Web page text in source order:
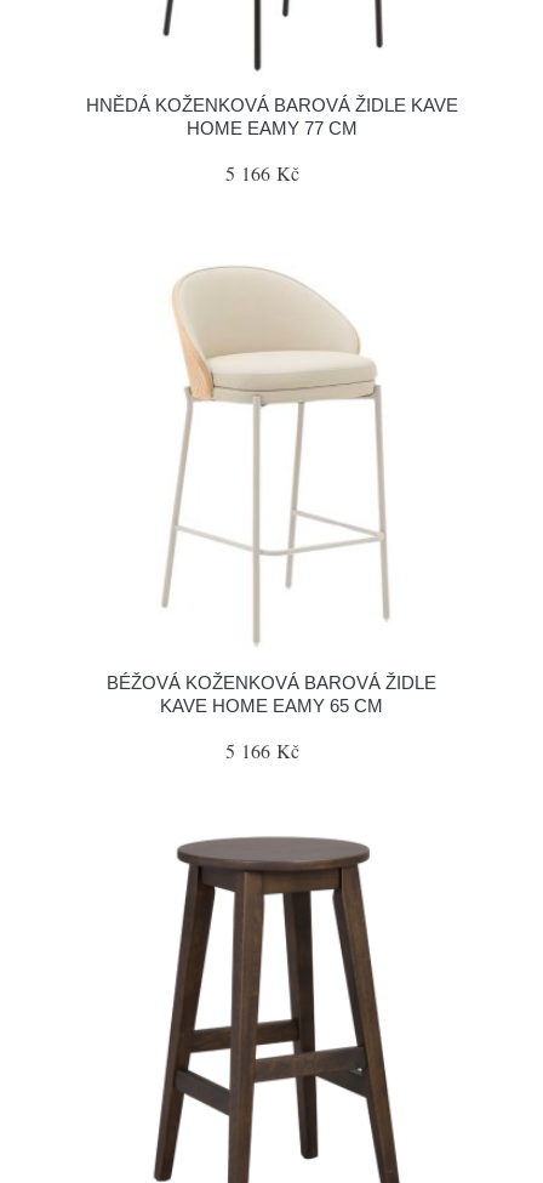
HNĚDÁ KOŽENKOVÁ BAROVÁ ŽIDLE KAVE
HOME EAMY 77 CM
5 166 Kč
BÉŽOVÁ KOŽENKOVÁ BAROVÁ ŽIDLE
KAVE HOME EAMY 65 CM
5 166 Kč